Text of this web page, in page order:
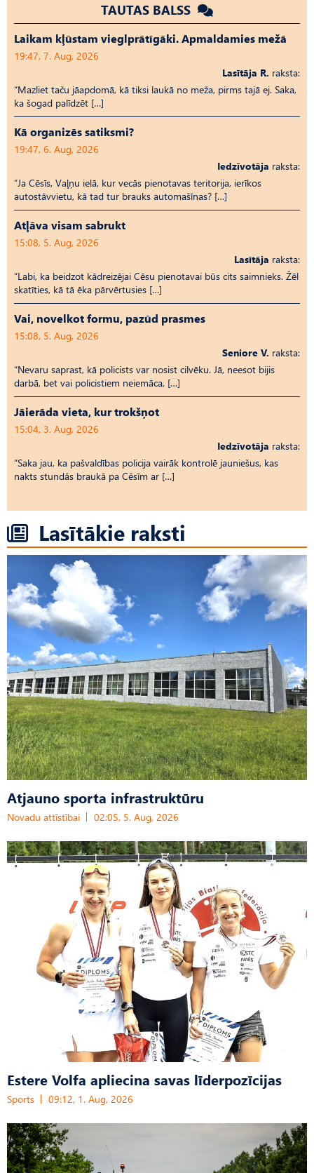
TAUTAS BALSS
Laikam kļūstam vieglprātīgāki. Apmaldamies mežā
19:47, 7. Aug, 2026
Lasītāja R. raksta:
“Mazliet taču jāapdomā, kā tiksi laukā no meža, pirms tajā ej. Saka,
ka šogad palīdzēt […]
Kā organizēs satiksmi?
19:47, 6. Aug, 2026
Iedzīvotāja raksta:
“Ja Cēsīs, Vaļņu ielā, kur vecās pienotavas teritorija, ierīkos
autostāvvietu, kā tad tur brauks automašīnas? […]
Atļāva visam sabrukt
15:08, 5. Aug, 2026
Lasītāja raksta:
“Labi, ka beidzot kādreizējai Cēsu pienotavai būs cits saimnieks. Žēl
skatīties, kā tā ēka pārvērtusies […]
Vai, novelkot formu, pazūd prasmes
15:08, 5. Aug, 2026
Seniore V. raksta:
“Nevaru saprast, kā policists var nosist cilvēku. Jā, neesot bijis
darbā, bet vai policistiem neiemāca, […]
Jāierāda vieta, kur trokšņot
15:04, 3. Aug, 2026
Iedzīvotāja raksta:
“Saka jau, ka pašvaldības policija vairāk kontrolē jauniešus, kas
nakts stundās braukā pa Cēsīm ar […]
Lasītākie raksti
Atjauno sporta infrastruktūru
Novadu attīstībai 02:05, 5. Aug, 2026
Estere Volfa apliecina savas līderpozīcijas
Sports 09:12, 1. Aug, 2026